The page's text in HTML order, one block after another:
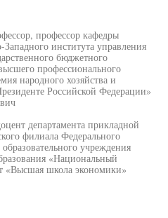
профессор кафедры
института управления
бюджетного
профессионального
народного хозяйства и
Российской Федерации»
департамента прикладной
филиала Федерального
учреждения
«Национальный
«Высшая школа экономики»